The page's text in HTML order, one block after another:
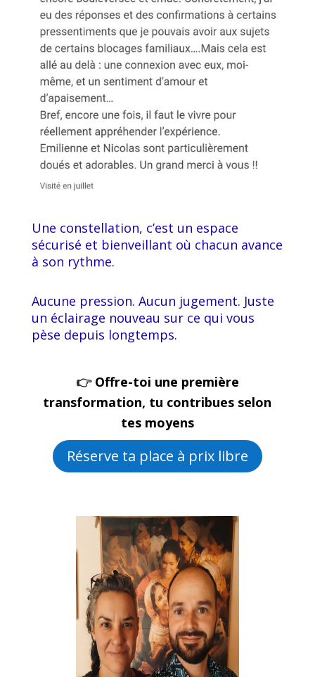
Une constellation, c’est un espace
sécurisé et bienveillant où chacun avance
à son rythme.
Aucune pression. Aucun jugement. Juste
un éclairage nouveau sur ce qui vous
pèse depuis longtemps.
👉 Offre-toi une première
transformation, tu contribues selon
tes moyens
Réserve ta place à prix libre